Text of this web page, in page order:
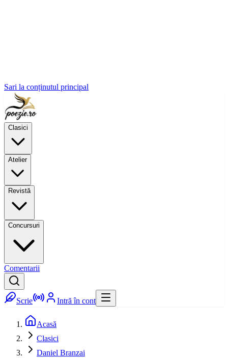
Sari la conținutul principal
Clasici
Atelier
Revistă
Concursuri
Comentarii
Scrie Intră în cont
Acasă
Clasici
Daniel Branzai